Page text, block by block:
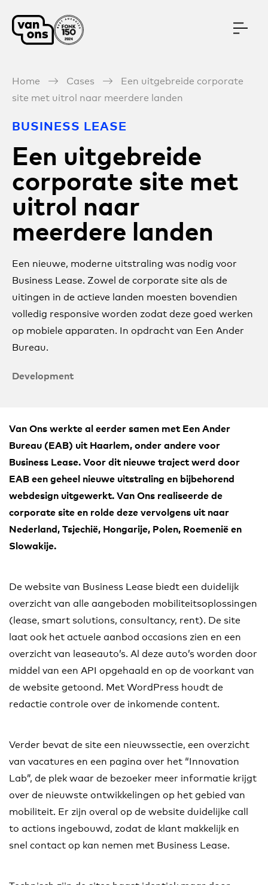
Home Cases
Een uitgebreide corporate
site met uitrol naar meerdere landen
BUSINESS LEASE
Een uitgebreide
corporate site met
uitrol naar
meerdere landen
Een nieuwe, moderne uitstraling was nodig voor
Business Lease. Zowel de corporate site als de
uitingen in de actieve landen moesten bovendien
volledig responsive worden zodat deze goed werken
op mobiele apparaten. In opdracht van Een Ander
Bureau.
Development
Van Ons werkte al eerder samen met Een Ander
Bureau (EAB) uit Haarlem, onder andere voor
Business Lease. Voor dit nieuwe traject werd door
EAB een geheel nieuwe uitstraling en bijbehorend
webdesign uitgewerkt. Van Ons realiseerde de
corporate site en rolde deze vervolgens uit naar
Nederland, Tsjechië, Hongarije, Polen, Roemenië en
Slowakije.
De website van Business Lease biedt een duidelijk
overzicht van alle aangeboden mobiliteitsoplossingen
(lease, smart solutions, consultancy, rent). De site
laat ook het actuele aanbod occasions zien en een
overzicht van leaseauto’s. Al deze auto’s worden door
middel van een API opgehaald en op de voorkant van
de website getoond. Met WordPress houdt de
redactie controle over de inkomende content.
Verder bevat de site een nieuwssectie, een overzicht
van vacatures en een pagina over het “Innovation
Lab”, de plek waar de bezoeker meer informatie krijgt
over de nieuwste ontwikkelingen op het gebied van
mobiliteit. Er zijn overal op de website duidelijke call
to actions ingebouwd, zodat de klant makkelijk en
snel contact op kan nemen met Business Lease.